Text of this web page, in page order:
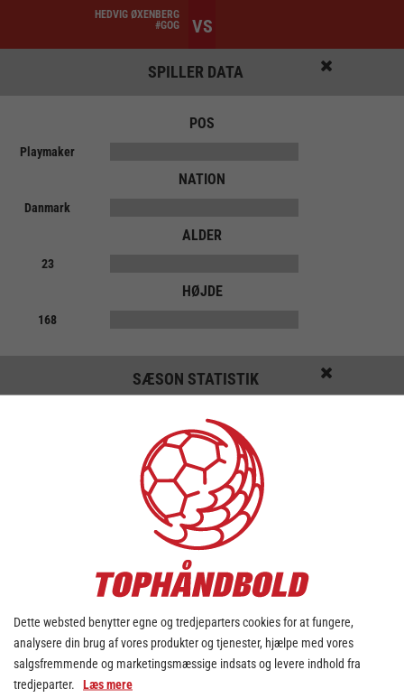
VS
HEDVIG ØXENBERG
#GOG
SPILLER DATA
POS
Playmaker
NATION
Danmark
ALDER
23
HØJDE
168
SÆSON STATISTIK
MÅL
STRAFFEMÅL
MÅL I ALT
ASSISTS
0
2 MIN.
8
Dette websted benytter egne og tredjeparters cookies for at fungere,
analysere din brug af vores produkter og tjenester, hjælpe med vores
salgsfremmende og marketingsmæssige indsats og levere indhold fra
tredjeparter. Læs mere